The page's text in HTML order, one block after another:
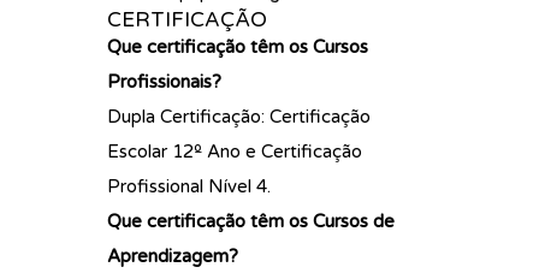
CERTIFICAÇÃO
Que certificação têm os Cursos
Profissionais?
Dupla Certificação: Certificação
Escolar 12º Ano e Certificação
Profissional Nível 4.
Que certificação têm os Cursos de
Aprendizagem?